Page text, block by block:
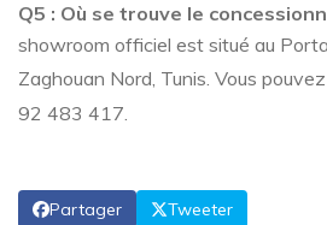
Q5 : Où se trouve le
showroom officiel est situé au
Zaghouan Nord, Tunis. Vous
92 483 417
Partager Tweeter